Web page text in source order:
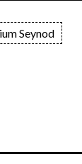
Seynod